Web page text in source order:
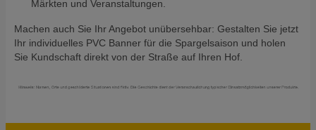
Märkten und Veranstaltungen.
Machen auch Sie Ihr Angebot unübersehbar: Gestalten Sie jetzt
Ihr individuelles PVC Banner für die Spargelsaison und holen
Sie Kundschaft direkt von der Straße auf Ihren Hof.